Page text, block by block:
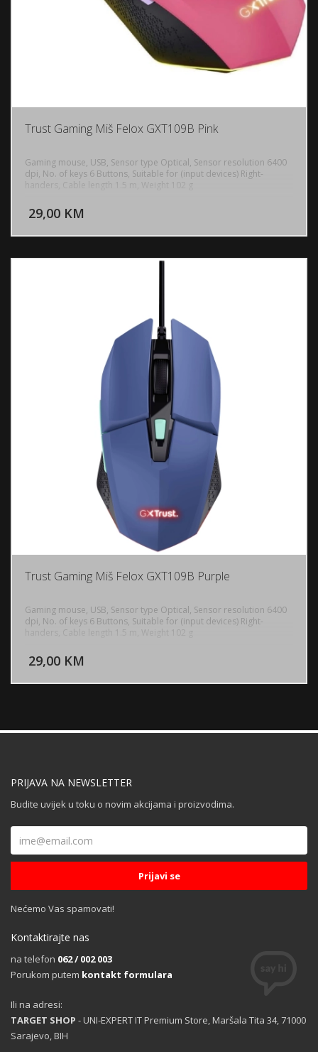
Trust Gaming Miš Felox GXT109B Pink
Gaming mouse, USB, Sensor type Optical, Sensor resolution 6400
dpi, No. of keys 6 Buttons, Suitable for (input devices) Right-
handers, Cable length 1.5 m, Weight 102 g
29,00 KM
Trust Gaming Miš Felox GXT109B Purple
Gaming mouse, USB, Sensor type Optical, Sensor resolution 6400
dpi, No. of keys 6 Buttons, Suitable for (input devices) Right-
handers, Cable length 1.5 m, Weight 102 g
29,00 KM
PRIJAVA NA NEWSLETTER
Budite uvijek u toku o novim akcijama i proizvodima.
Nećemo Vas spamovati!
Kontaktirajte nas
na telefon 062 / 002 003
Porukom putem kontakt formulara
Ili na adresi:
TARGET SHOP - UNI-EXPERT IT Premium Store, Maršala Tita 34, 71000
Sarajevo, BIH